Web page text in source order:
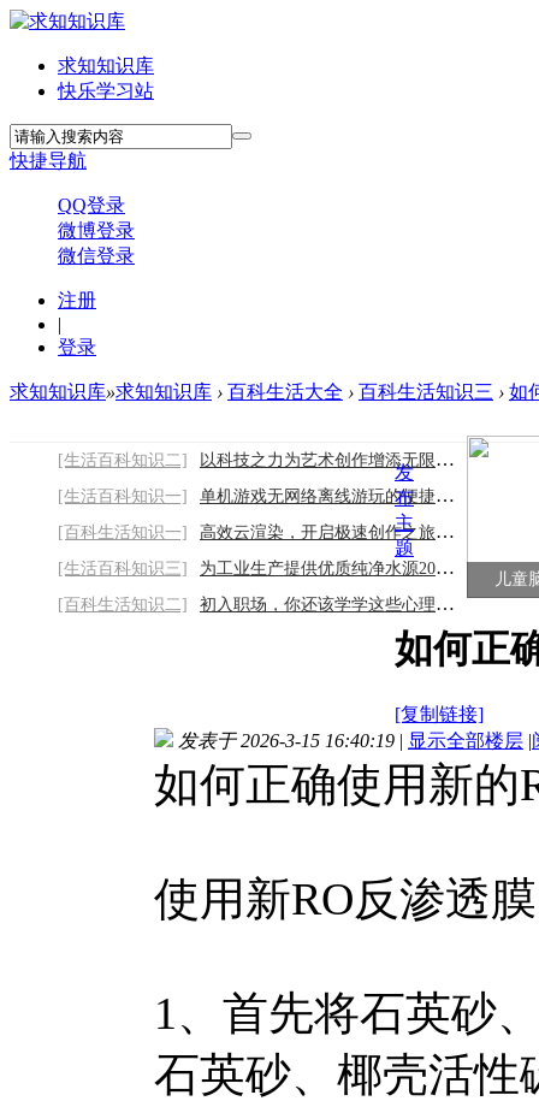
求知知识库
快乐学习站
快捷导航
QQ登录
微博登录
微信登录
注册
|
登录
求知知识库»求知知识库 › 百科生活大全 › 百科生活知识三 › 如
[生活百科知识二]
以科技之力为艺术创作增添无限可能2026/8/9
[生活百科知识一]
单机游戏无网络离线游玩的便捷娱乐优势
[百科生活知识一]
高效云渲染，开启极速创作之旅2026/8/9
[生活百科知识三]
为工业生产提供优质纯净水源2026/8/9
[百科生活知识二]
初入职场，你还该学学这些心理法则2026/8/9
儿童
发
布
主
题
如何正
[复制链接]
发表于 2026-3-15 16:40:19 | 显示全部楼层 |
如何正确使用新的
使用新RO反渗透
1、首先将石英砂
石英砂、椰壳活性